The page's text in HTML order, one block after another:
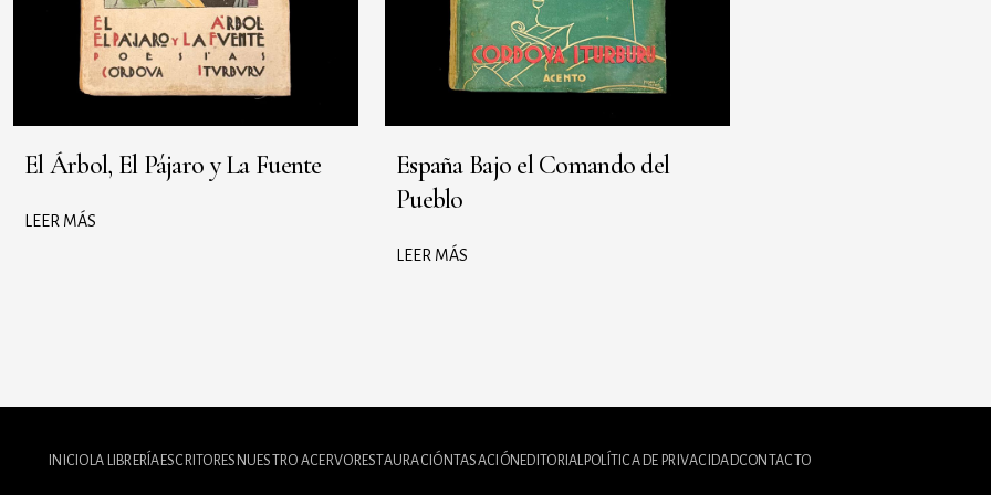
El Árbol, El Pájaro y La Fuente
LEER MÁS
España Bajo el Comando del
Pueblo
LEER MÁS
INICIO LA LIBRERÍA ESCRITORES NUESTRO ACERVO RESTAURACIÓN TASACIÓN EDITORIALPOLÍTICA DE PRIVACIDADCONTACTO